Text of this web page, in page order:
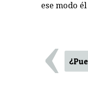
ese modo
‹